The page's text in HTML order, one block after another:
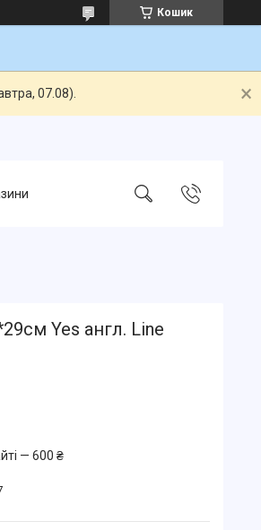
Кошик
07.08).
Yes англ. Line
— 600 ₴